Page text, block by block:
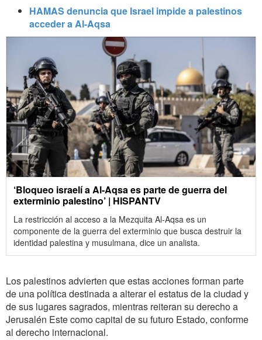
HAMAS denuncia que Israel impide a palestinos
acceder a Al-Aqsa
‘Bloqueo israelí a Al-Aqsa es parte de guerra del
exterminio palestino’ | HISPANTV
La restricción al acceso a la Mezquita Al-Aqsa es un
componente de la guerra del exterminio que busca destruir la
identidad palestina y musulmana, dice un analista.
Los palestinos advierten que estas acciones forman parte
de una política destinada a alterar el estatus de la ciudad y
de sus lugares sagrados, mientras reiteran su derecho a
Jerusalén Este como capital de su futuro Estado, conforme
al derecho internacional.